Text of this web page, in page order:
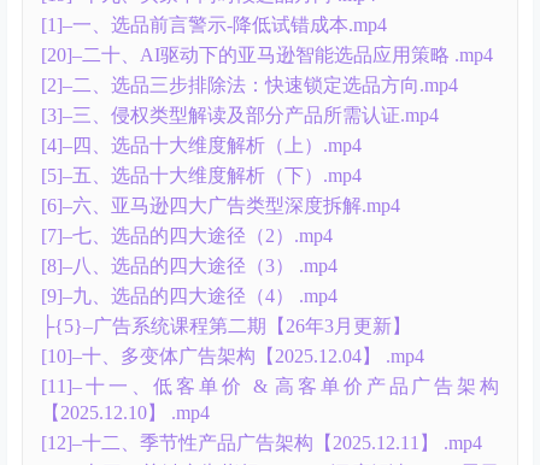
[5]–五、选品的四大途径（上）.mp4
[6]–六、选品的四大途径（中）.mp4
[7]–七、选品的四大途径（下）.mp4
[8]–八、11种易上手的产品差异化方法.mp4
├{4}–选品系统课程第二期【26年月3更新】
[10]–十、选品的四大途径（5） .mp4
[11]–十一、选品的四大途径（6） .mp4
[12]–十二、11种易上手的产品差异化方法 (上) .mp4
[13]–十三、11种易上手的产品差异化方法 (下) .mp4
[14]–十四、产品开发思路：分析竞品用户画像-挖掘产
品升级灵感.mp4
[15]–十五、选品到定品全流程实操案例 .mp4
[16]–十六、产品开发创新思路：功能型产品&实用型
产品&装饰型产品 .mp4
[17]–十七、构建非标品开发模型和创新路径（案例拆
解） .mp4